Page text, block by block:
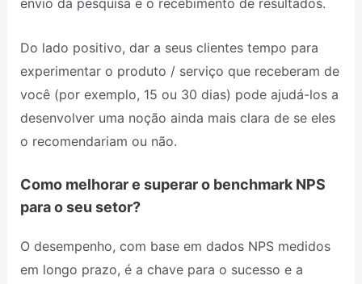
envio da pesquisa e o recebimento de resultados.
Do lado positivo, dar a seus clientes tempo para
experimentar o produto / serviço que receberam de
você (por exemplo, 15 ou 30 dias) pode ajudá-los a
desenvolver uma noção ainda mais clara de se eles
o recomendariam ou não.
Como melhorar e superar o benchmark NPS
para o seu setor?
O desempenho, com base em dados NPS medidos
em longo prazo, é a chave para o sucesso e a